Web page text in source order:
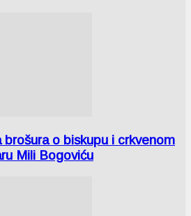
brošura o biskupu i crkvenom
Mili Bogoviću